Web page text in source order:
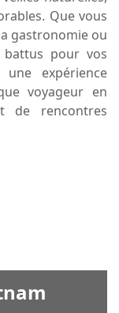
Que vous
gastronomie ou
battus pour vos
expérience
voyageur en
de rencontres